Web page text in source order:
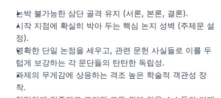
논박 불가능한 삼단 골격 유지 (서론, 본론, 결론).
시작 지점에 확실히 박아 두는 핵심 논지 성벽 (주제문 설
정).
명확한 단일 논점을 세우고, 관련 문헌 사실들로 이를 두
텁게 보강하는 각 문단들의 탄탄한 독립성.
과제의 무게감에 상응하는 격조 높은 학술적 객관성 장
착.